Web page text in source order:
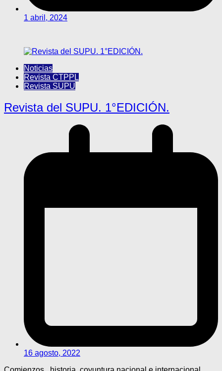
1 abril, 2024
Noticias
Revista CTPPL
Revista SUPU
Revista del SUPU. 1°EDICIÓN.
16 agosto, 2022